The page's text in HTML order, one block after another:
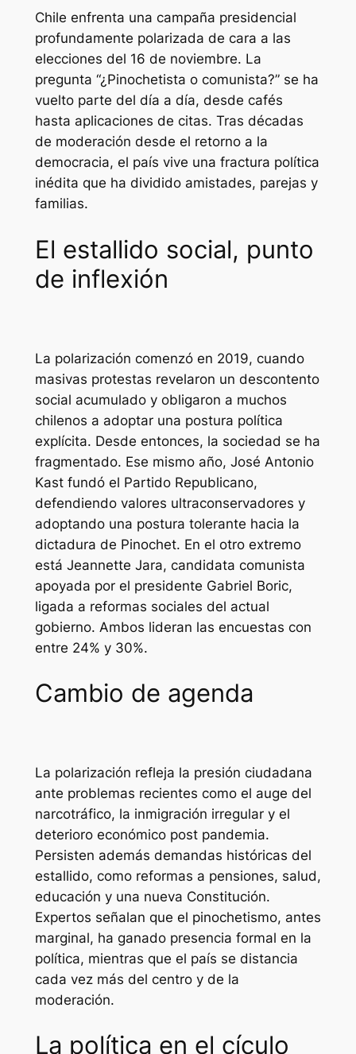
Chile enfrenta una campaña presidencial
profundamente polarizada de cara a las
elecciones del 16 de noviembre. La
pregunta “¿Pinochetista o comunista?” se ha
vuelto parte del día a día, desde cafés
hasta aplicaciones de citas. Tras décadas
de moderación desde el retorno a la
democracia, el país vive una fractura política
inédita que ha dividido amistades, parejas y
familias.
El estallido social, punto
de inflexión
La polarización comenzó en 2019, cuando
masivas protestas revelaron un descontento
social acumulado y obligaron a muchos
chilenos a adoptar una postura política
explícita. Desde entonces, la sociedad se ha
fragmentado. Ese mismo año, José Antonio
Kast fundó el Partido Republicano,
defendiendo valores ultraconservadores y
adoptando una postura tolerante hacia la
dictadura de Pinochet. En el otro extremo
está Jeannette Jara, candidata comunista
apoyada por el presidente Gabriel Boric,
ligada a reformas sociales del actual
gobierno. Ambos lideran las encuestas con
entre 24% y 30%.
Cambio de agenda
La polarización refleja la presión ciudadana
ante problemas recientes como el auge del
narcotráfico, la inmigración irregular y el
deterioro económico post pandemia.
Persisten además demandas históricas del
estallido, como reformas a pensiones, salud,
educación y una nueva Constitución.
Expertos señalan que el pinochetismo, antes
marginal, ha ganado presencia formal en la
política, mientras que el país se distancia
cada vez más del centro y de la
moderación.
La política en el cículo